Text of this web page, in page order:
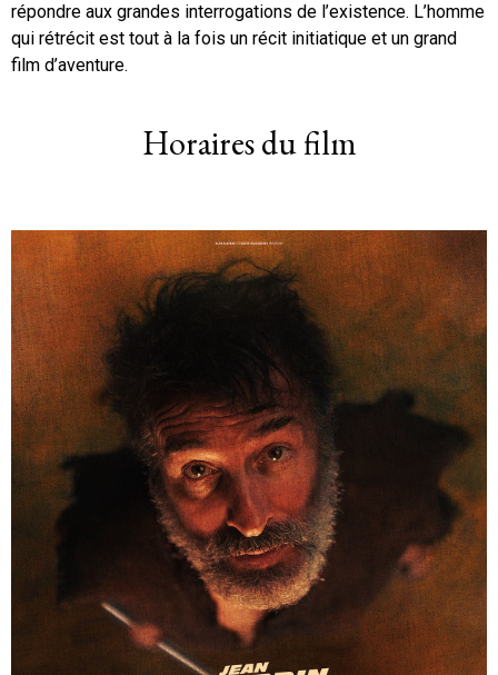
répondre aux grandes interrogations de l’existence. L’homme
qui rétrécit est tout à la fois un récit initiatique et un grand
film d’aventure.
Horaires du film